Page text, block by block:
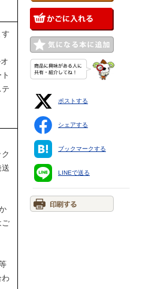
ご
ポストする
シェアする
ブックマークする
LINEで送る